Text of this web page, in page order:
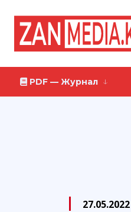
PDF — Журнал
27.05.2022